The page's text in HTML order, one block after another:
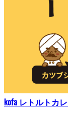
kofa レトルトカ